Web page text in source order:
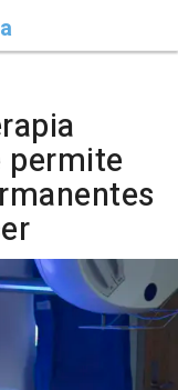
permite